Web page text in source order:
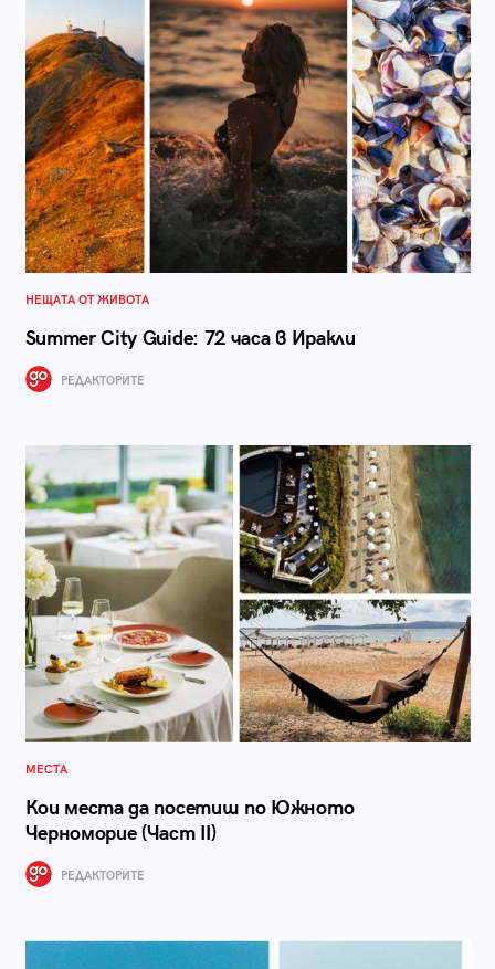
НЕЩАТА ОТ ЖИВОТА
Summer City Guide: 72 часа в Иракли
РЕДАКТОРИТЕ
МЕСТА
Кои места да посетиш по Южното
Черноморие (Част II)
РЕДАКТОРИТЕ